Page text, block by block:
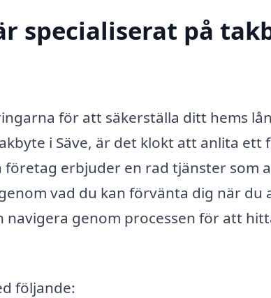
specialiserat på
för att säkerställa ditt hems
i Säve, är det klokt att anlita ett
erbjuder en rad tjänster som
vad du kan förvänta dig när du
genom processen för att
följande: